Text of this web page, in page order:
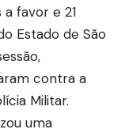
favor e 21
Estado de São
contra a
Militar.
uma